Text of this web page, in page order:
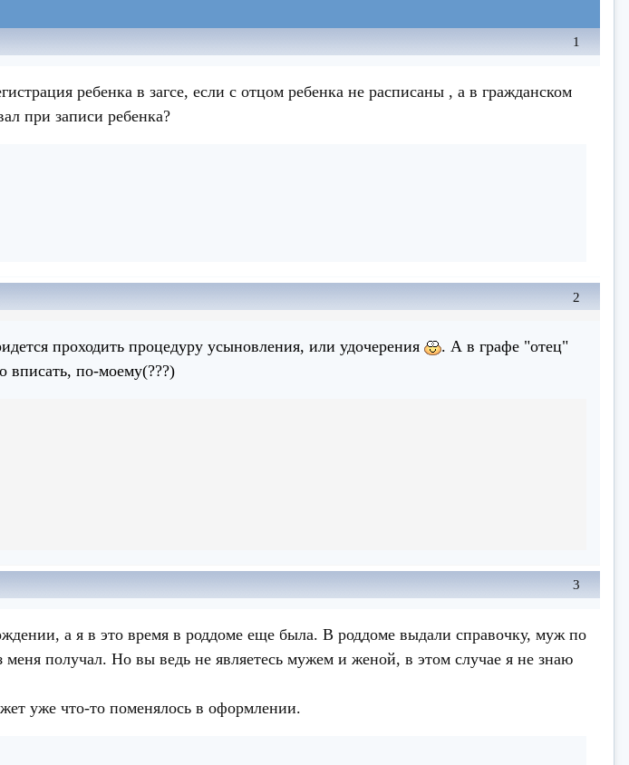
1
ребенка в загсе, если с отцом ребенка не расписаны , а в гражданском
при записи ребенка?
2
проходить процедуру усыновления, или удочерения
. А в графе "отец"
вписать, по-моему(???)
3
а я в это время в роддоме еще была. В роддоме выдали справочку, муж по
меня получал. Но вы ведь не являетесь мужем и женой, в этом случае я не знаю
уже что-то поменялось в оформлении.